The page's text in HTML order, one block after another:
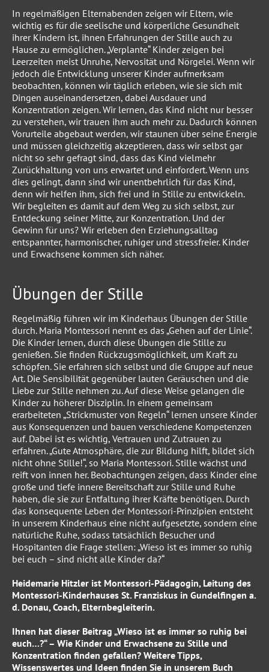
In regelmäßigen Elternabenden zeigen wir Eltern, wie
wichtig es für die seelische und körperliche Gesundheit
ihrer Kindern ist, ihnen Erfahrungen der Stille auch zu
Hause zu ermöglichen. „Verplante“ Kinder zeigen bei
Leerzeiten meist Unruhe, Nervosität und Nörgelei. Wenn wir
jedoch die Entwicklung unserer Kinder aufmerksam
beobachten, können wir täglich erleben, wie sie sich mit
Dingen auseinandersetzen, dabei Ausdauer und
Konzentration zeigen. Wir lernen, das Kind nicht nur besser
zu verstehen, wir trauen ihm auch mehr zu. Dadurch können
Vorurteile abgebaut werden, wir staunen über seine Energie
und müssen gleichzeitig akzeptieren, dass wir selbst gar
nicht so sehr gefragt sind, dass das Kind vielmehr
Zurückhaltung von uns erwartet und einfordert. Wenn uns
dies gelingt, dann sind wir unentbehrlich für das Kind,
denn wir helfen ihm, sich frei und in Stille zu entwickeln.
Wir begleiten es damit auf dem Weg zu sich selbst, zur
Entdeckung seiner Mitte, zur Konzentration. Und der
Gewinn für uns? Wir erleben den Erziehungsalltag
entspannter, harmonischer, ruhiger und stressfreier. Kinder
und Erwachsene kommen sich näher.
Übungen der Stille
Regelmäßig führen wir im Kinderhaus Übungen der Stille
durch. Maria Montessori nennt es das „Gehen auf der Linie“.
Die Kinder lernen, durch diese Übungen die Stille zu
genießen. Sie finden Rückzugsmöglichkeit, um Kraft zu
schöpfen. Sie erfahren sich selbst und die Gruppe auf neue
Art. Die Sensibilität gegenüber lauten Geräuschen und die
Liebe zur Stille nehmen zu. Auf diese Weise gelangen die
Kinder zu höherer Disziplin. In einem gemeinsam
erarbeiteten „Strickmuster von Regeln“ lernen unsere Kinder
aus Konsequenzen und bauen verschiedene Kompetenzen
auf. Dabei ist es wichtig, Vertrauen und Zutrauen zu
erfahren. „Gute Atmosphäre, die zur Bildung hilft, bildet sich
nicht ohne Stille!“, so Maria Montessori. Stille wächst und
reift von innen her. Beobachtungen zeigen, dass Kinder eine
große und tiefe innere Bereitschaft zur Stille und Ruhe
haben, die sie zur Entfaltung ihrer Kräfte benötigen. Durch
das konsequente Leben der Montessori-Prinzipien entsteht
in unserem Kinderhaus eine nicht aufgesetzte, sondern eine
natürliche Ruhe, sodass tatsächlich Besucher und
Hospitanten die Frage stellen: „Wieso ist es immer so ruhig
bei euch – sind nicht alle Kinder da?“
Heidemarie Hitzler ist Montessori-Pädagogin, Leitung des
Montessori-Kinderhauses St. Franziskus in Gundelfingen a.
d. Donau, Coach, Elternbegleiterin.
Ihnen hat dieser Beitrag „Wieso ist es immer so ruhig bei
euch…?“ – Wie Kinder und Erwachsene zu Stille und
Konzentration finden gefallen? Weitere Tipps,
Wissenswertes und Ideen finden Sie in unserem Buch